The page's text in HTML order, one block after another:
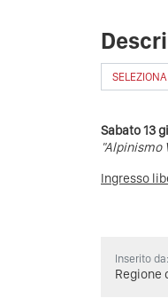
Sabato 13
"Alpinismo
Ingresso
Inserito da:
Regione